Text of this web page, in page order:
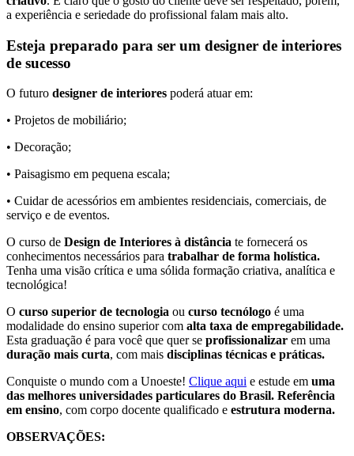
a experiência e seriedade do profissional falam mais alto.
Esteja preparado para ser um designer de interiores
de sucesso
O futuro designer de interiores poderá atuar em:
• Projetos de mobiliário;
• Decoração;
• Paisagismo em pequena escala;
• Cuidar de acessórios em ambientes residenciais, comerciais, de
serviço e de eventos.
O curso de Design de Interiores à distância te fornecerá os
conhecimentos necessários para trabalhar de forma holística.
Tenha uma visão crítica e uma sólida formação criativa, analítica e
tecnológica!
O curso superior de tecnologia ou curso tecnólogo é uma
modalidade do ensino superior com alta taxa de empregabilidade.
Esta graduação é para você que quer se profissionalizar em uma
duração mais curta, com mais disciplinas técnicas e práticas.
Conquiste o mundo com a Unoeste! Clique aqui e estude em uma
das melhores universidades particulares do Brasil. Referência
em ensino, com corpo docente qualificado e estrutura moderna.
OBSERVAÇÕES: